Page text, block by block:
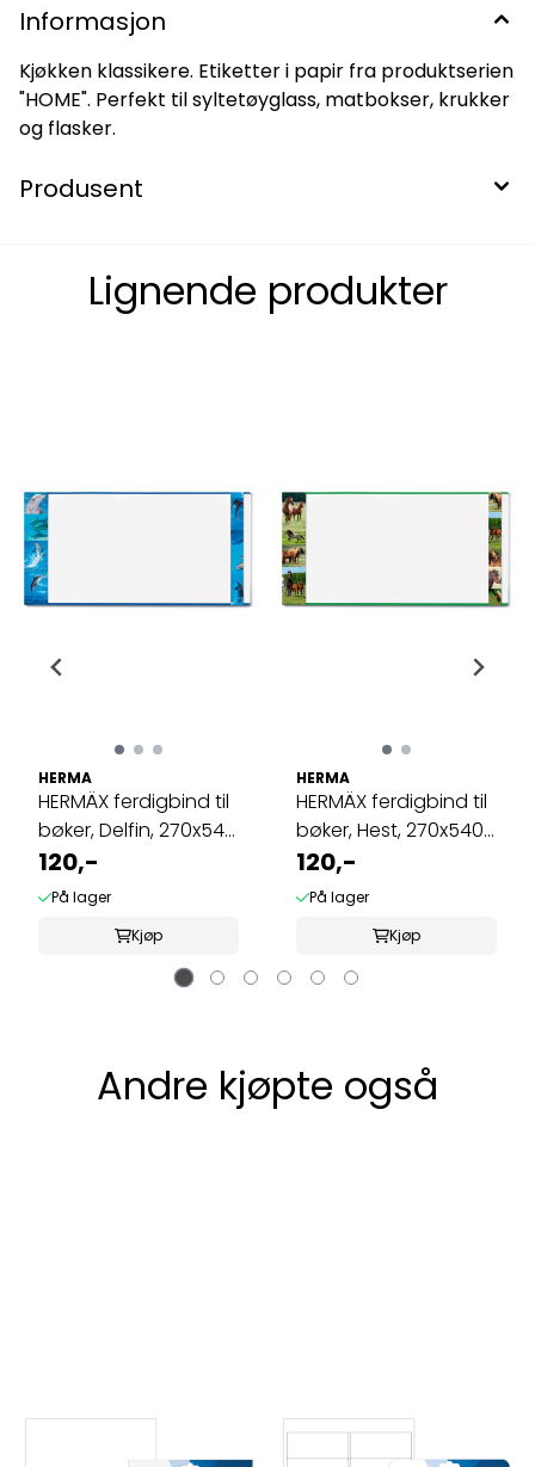
Informasjon
Kjøkken klassikere. Etiketter i papir fra produktserien
"HOME". Perfekt til syltetøyglass, matbokser, krukker
og flasker.
Produsent
Lignende produkter
HERMA
HERMÄX ferdigbind til
bøker, Delfin, 270x540
mm ...
120,-
På lager
Kjøp
HERMA
HERMÄX ferdigbind til
bøker, Hest, 270x540
mm (5 ...
120,-
På lager
Kjøp
Andre kjøpte også